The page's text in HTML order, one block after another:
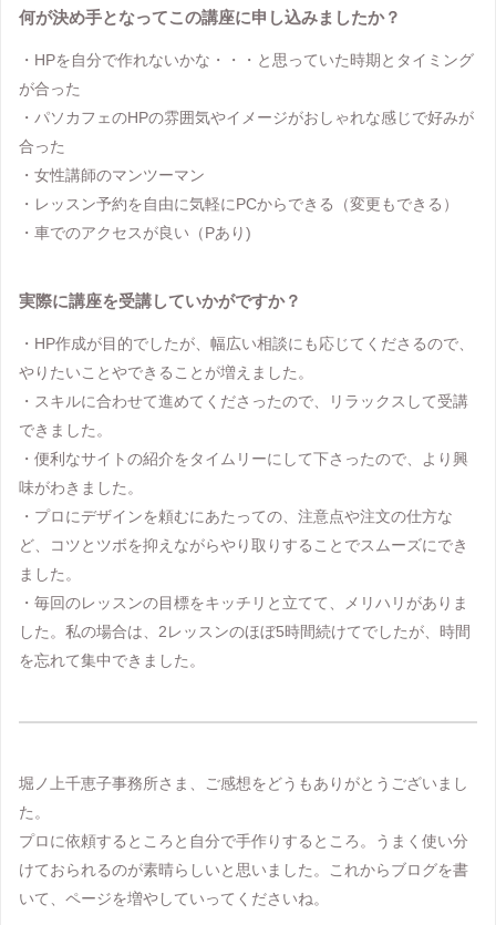
何が決め手となってこの講座に申し込みましたか？
・HPを自分で作れないかな・・・と思っていた時期とタイミング
が合った
・パソカフェのHPの雰囲気やイメージがおしゃれな感じで好みが
合った
・女性講師のマンツーマン
・レッスン予約を自由に気軽にPCからできる（変更もできる）
・車でのアクセスが良い（Pあり)
実際に講座を受講していかがですか？
・HP作成が目的でしたが、幅広い相談にも応じてくださるので、
やりたいことやできることが増えました。
・スキルに合わせて進めてくださったので、リラックスして受講
できました。
・便利なサイトの紹介をタイムリーにして下さったので、より興
味がわきました。
・プロにデザインを頼むにあたっての、注意点や注文の仕方な
ど、コツとツボを抑えながらやり取りすることでスムーズにでき
ました。
・毎回のレッスンの目標をキッチリと立てて、メリハリがありま
した。私の場合は、2レッスンのほぼ5時間続けてでしたが、時間
を忘れて集中できました。
堀ノ上千恵子事務所さま、ご感想をどうもありがとうございまし
た。
プロに依頼するところと自分で手作りするところ。うまく使い分
けておられるのが素晴らしいと思いました。これからブログを書
いて、ページを増やしていってくださいね。